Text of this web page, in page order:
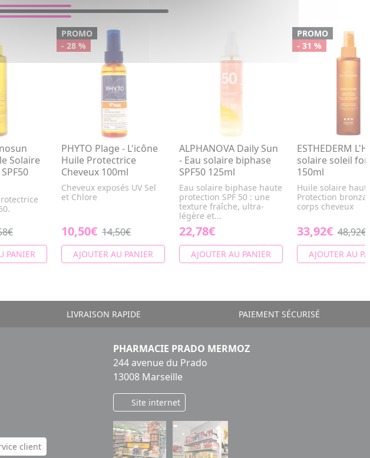
Solaire
PANIER
PROMO
- 28 %
PHYTO Plage - L'icône
Huile Protectrice
Cheveux 100ml
Cheveux exposés UV Sel
et Chlore
10,50€ 14,50€
AJOUTER AU PANIER
ALPHANOVA Daily Sun
- Eau solaire biphase
SPF50 125ml
Eau solaire biphase haute
protection SPF 50 : une
texture fraîche, ultra-
légère et...
22,78€
AJOUTER AU PANIER
PROMO
- 31 %
ESTHEDERM
solaire soleil
150ml
Huile solaire
Protection
corps cheveux
33,92€ 48,92€
AJOUTER AU
LIVRAISON RAPIDE PAIEMENT SÉCURISÉ
client
PHARMACIE PRADO MERMOZ
244 avenue du Prado
13008 Marseille
Site internet